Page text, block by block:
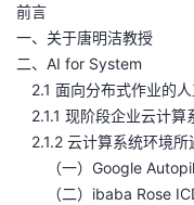
发
者
我
的
我
前言
一、关于唐明洁教授
二、AI for System
2.1 面向分布式作业的
2.1.1 现阶段企业云计算
2.1.2 云计算系统环境所
（一）Google
（二）ibaba Rose